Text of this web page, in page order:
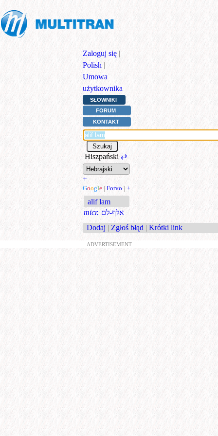
Zaloguj się |
Polish |
Umowa
użytkownika
SŁOWNIKI
FORUM
KONTAKT
Hiszpański ⇄
+
Google | Forvo | +
alif lam
micr. אלף-לם
Dodaj | Zgłoś błąd | Krótki link
ADVERTISEMENT